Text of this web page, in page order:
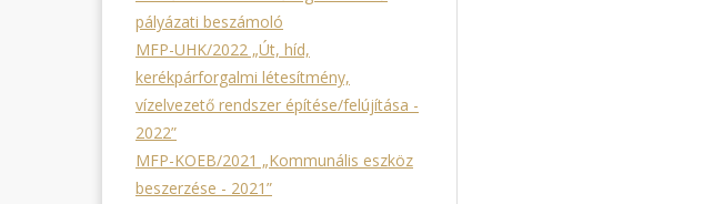
pályázati beszámoló
MFP-UHK/2022 „Út, híd,
kerékpárforgalmi létesítmény,
vízelvezető rendszer építése/felújítása -
2022”
MFP-KOEB/2021 „Kommunális eszköz
beszerzése - 2021”